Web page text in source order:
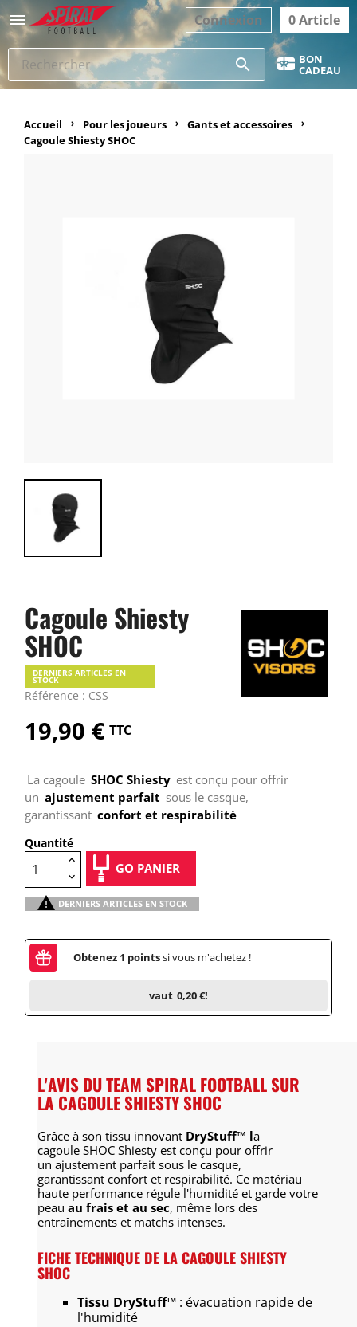
 0 Article
Connexion
search BON
CADEAU
Accueil Pour les joueurs
Gants et accessoires
Cagoule Shiesty SHOC
Cagoule Shiesty
SHOC
Référence : CSS
DERNIERS ARTICLES EN
STOCK
19,90 € TTC
La cagoule SHOC Shiesty est conçu pour offrir
un ajustement parfait sous le casque,
garantissant confort et respirabilité
Quantité
GO PANIER
 DERNIERS ARTICLES EN STOCK
Obtenez 1 pointssi vous m'achetez !
vaut 0,20 €!
L'AVIS DU TEAM SPIRAL FOOTBALL SUR
LA CAGOULE SHIESTY SHOC
Grâce à son tissu innovant DryStuff™ la
cagoule SHOC Shiesty est conçu pour offrir
un ajustement parfait sous le casque,
garantissant confort et respirabilité. Ce matériau
haute performance régule l'humidité et garde votre
peau au frais et au sec, même lors des
entraînements et matchs intenses.
FICHE TECHNIQUE DE LA CAGOULE SHIESTY
SHOC
Tissu DryStuff™ : évacuation rapide de
l'humidité